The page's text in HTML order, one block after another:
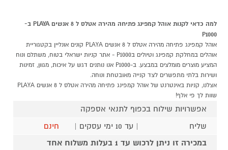
למה כדאי לקנות אוהל קמפינג פתיחה מהירה אטלס ל 8 אנשים PLAYA ב-
P1000
אוהל קמפינג פתיחה מהירה אטלס ל 8 אנשים PLAYA קונים אונליין בקטגוריית
אוהלים במחלקת קמפינג וטיולים בP1000 - אתר קניות ישראלי בטוח, משתלם ונוח
המציע מוצרים מומלצים במבצע. ב-P1000 אנו נותנים דגש על איכות, מגוון, זמינות
ושירות בלתי מתפשרים לצד קנייה מאובטחת ונוחה.
אצלנו, קניות באינטרנט של אוהל קמפינג פתיחה מהירה אטלס ל 8 אנשים PLAYA
שוות לך פי אלף!
אפשרויות שילוח בכפוף לתנאי אספקה
שליח
| עד 10 ימי עסקים |
חינם
במכירה זו ניתן לרכוש עד 1 בעלות משלוח אחד